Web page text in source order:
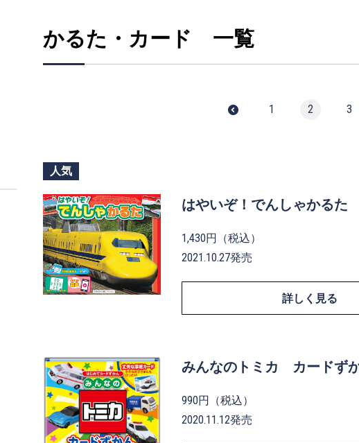
かるた・カード 一覧
1 2 3
人気
はやいぞ！でんしゃかるた
1,430円（税込）
2021.10.27発売
詳しく見る
みんなのトミカ カードず
990円（税込）
2020.11.12発売